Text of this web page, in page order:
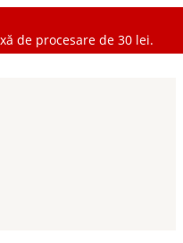
de procesare de 30 lei.